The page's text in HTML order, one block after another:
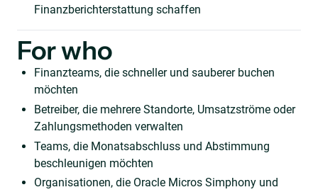
Finanzberichterstattung schaffen
For who
Finanzteams, die schneller und sauberer buchen
möchten
Betreiber, die mehrere Standorte, Umsatzströme oder
Zahlungsmethoden verwalten
Teams, die Monatsabschluss und Abstimmung
beschleunigen möchten
Organisationen, die Oracle Micros Simphony und